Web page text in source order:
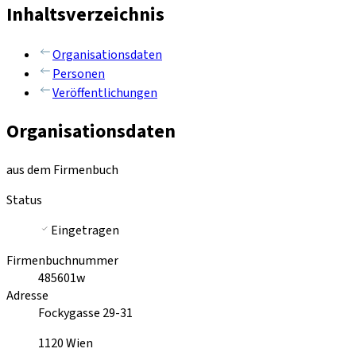
Inhaltsverzeichnis
Organisationsdaten
Personen
Veröffentlichungen
Organisationsdaten
aus dem Firmenbuch
Status
Eingetragen
Firmenbuchnummer
485601w
Adresse
Fockygasse 29-31
1120Wien